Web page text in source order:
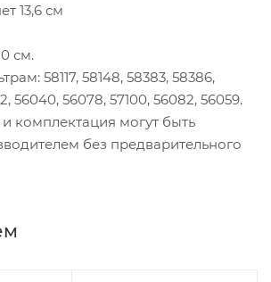
13,6 см
см.
58117, 58148, 58383, 58386,
56040, 56078, 57100, 56082, 56059.
комплектация могут быть
без предварительного